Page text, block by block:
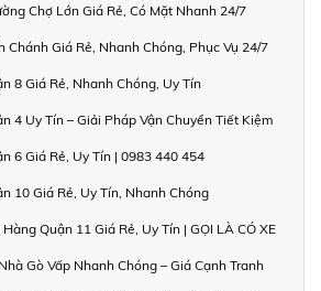
Chợ Lớn Giá Rẻ, Có Mặt Nhanh 24/7
Chánh Giá Rẻ, Nhanh Chóng, Phục Vụ 24/7
8 Giá Rẻ, Nhanh Chóng, Uy Tín
4 Uy Tín – Giải Pháp Vận Chuyển Tiết Kiệm
6 Giá Rẻ, Uy Tín | 0983 440 454
10 Giá Rẻ, Uy Tín, Nhanh Chóng
Quận 11 Giá Rẻ, Uy Tín | GỌI LÀ CÓ XE
Gò Vấp Nhanh Chóng – Giá Cạnh Tranh